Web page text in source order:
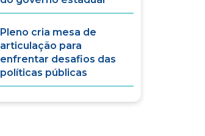
Pleno cria mesa de
articulação para
enfrentar desafios das
políticas públicas